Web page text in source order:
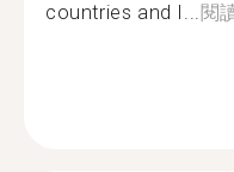
countries and I...閱